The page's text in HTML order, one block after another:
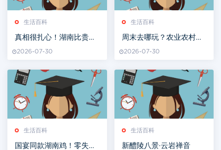
生活百科
真相很扎心！湖南比贵州
一条河？
2026-07-30
生活百科
周末去哪玩？农业农村部
线路
2026-07-30
生活百科
国宴同款湖南鸡！零失败
生活百科
新醴陵八景·云岩禅音